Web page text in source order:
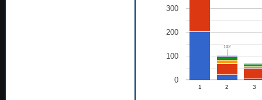
1 2 3
0
100
200
300
102
102